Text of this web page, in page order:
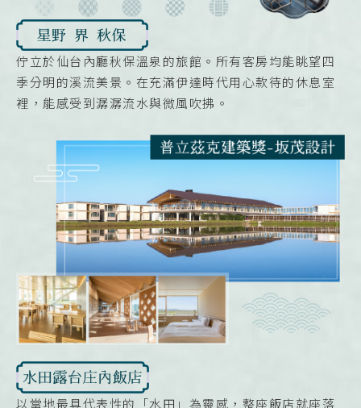
佇立於仙台內廳秋保溫泉的旅館。所有客房均能眺望四
季分明的溪流美景。在充滿伊達時代用心款待的休息室
裡，能感受到潺潺流水與微風吹拂。
以當地最具代表性的「水田」為靈感，整座飯店就座落